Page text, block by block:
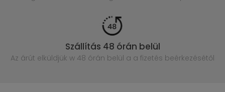
Szállítás 48 órán belül
Az árút elküldjük w 48 órán belül a a fizetés beérkezésétől